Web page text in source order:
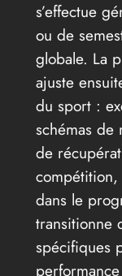
s’effectue
ou de
globale. La
ajuste
du sport :
schémas de
de
dans le
transitionne
spécifiques